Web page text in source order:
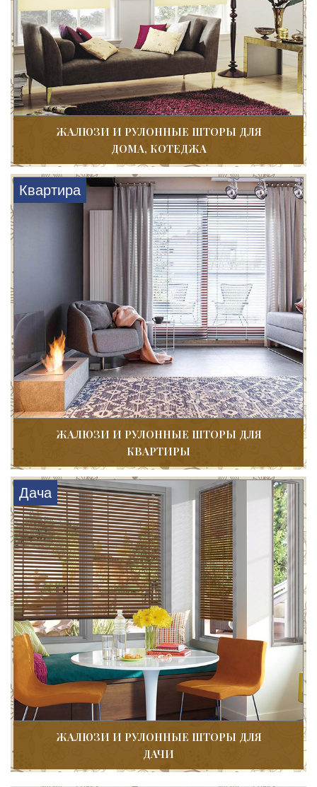
ЖАЛЮЗИ И РУЛОННЫЕ ШТОРЫ ДЛЯ
ДОМА, КОТЕДЖА
Квартира
ЖАЛЮЗИ И РУЛОННЫЕ ШТОРЫ ДЛЯ
КВАРТИРЫ
Дача
ЖАЛЮЗИ И РУЛОННЫЕ ШТОРЫ ДЛЯ
ДАЧИ